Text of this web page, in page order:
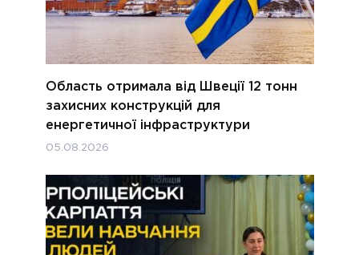
Область отримала від Швеції 12 тонн
захисних конструкцій для
енергетичної інфраструктури
05.08.2026